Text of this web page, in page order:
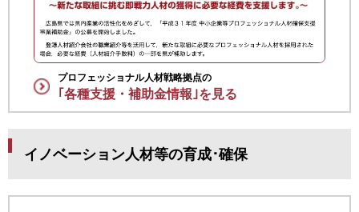
プロフェッショナル人材戦略拠点の
｢各種支援・補助金情報｣を見る
イノベーション人材等の育成･確保